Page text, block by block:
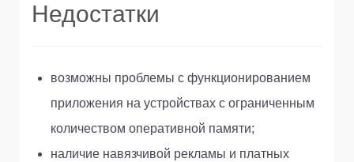
Недостатки
возможны проблемы с функционированием
приложения на устройствах с ограниченным
количеством оперативной памяти;
наличие навязчивой рекламы и платных